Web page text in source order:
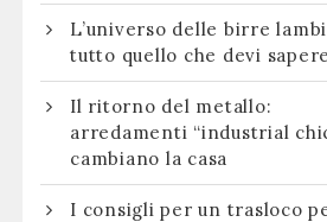
L’universo delle birre
tutto quello che devi sapere
Il ritorno del metallo:
arredamenti “industrial
cambiano la casa
I consigli per un trasloco